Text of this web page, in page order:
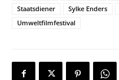
Staatsdiener
Sylke Enders
Umweltfilmfestival